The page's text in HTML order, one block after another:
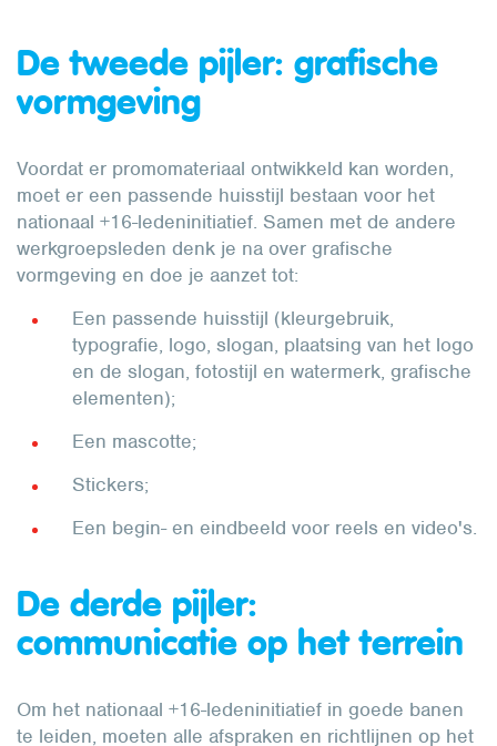
De tweede pijler: grafische
vormgeving
Voordat er promomateriaal ontwikkeld kan worden,
moet er een passende huisstijl bestaan voor het
nationaal +16-ledeninitiatief. Samen met de andere
werkgroepsleden denk je na over grafische
vormgeving en doe je aanzet tot:
Een passende huisstijl (kleurgebruik,
typografie, logo, slogan, plaatsing van het logo
en de slogan, fotostijl en watermerk, grafische
elementen);
Een mascotte;
Stickers;
Een begin- en eindbeeld voor reels en video's.
De derde pijler:
communicatie op het terrein
Om het nationaal +16-ledeninitiatief in goede banen
te leiden, moeten alle afspraken en richtlijnen op het